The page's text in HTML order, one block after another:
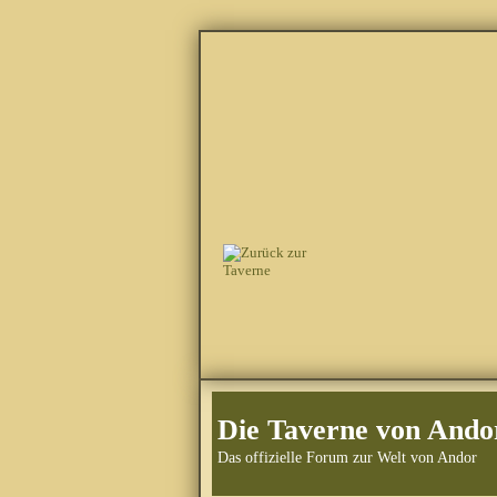
Die Taverne von
Das offizielle Forum zur Welt von Andor